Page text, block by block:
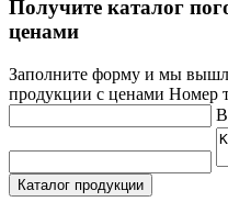
Получите каталог
ценами
Заполните форму и мы
продукции с ценами Номер
Каталог продукции